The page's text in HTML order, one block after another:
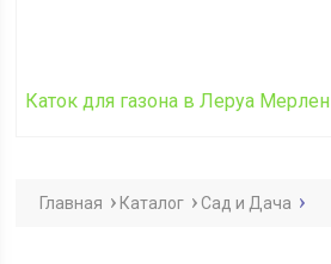
Каток для газона в Леруа Мерлен
Главная Каталог Сад и Дача